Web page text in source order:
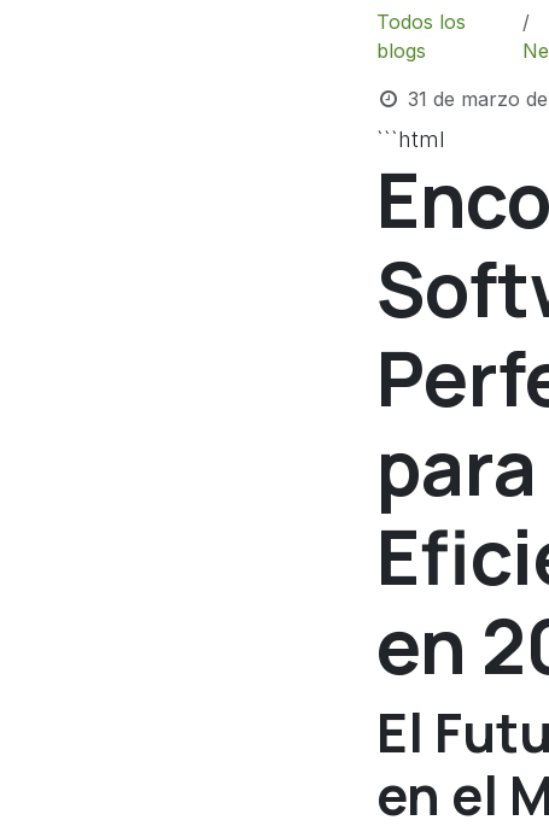
Todos los
blogs
31 de marzo
```html
en
El
en el